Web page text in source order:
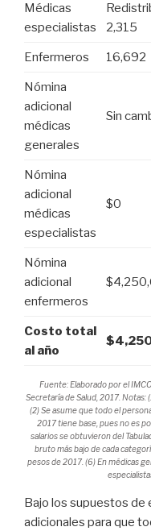
Médicas
especialistas
2,315
Enfermeros 16,692
Nómina
adicional
médicas
generales
Sin
Nómina
adicional
médicas
especialistas
$0
Nómina
adicional
enfermeros
Costo total
al año
Fuente: Elaborado por el
Secretaría de Salud, 2017. Notas:
(2) Se asume que todo el
2017 tiene base, pues no es
salarios se obtuvieron del
bruto más bajo de cada
pesos de 2017. (6) En médicas
Bajo los supuestos de
adicionales para que